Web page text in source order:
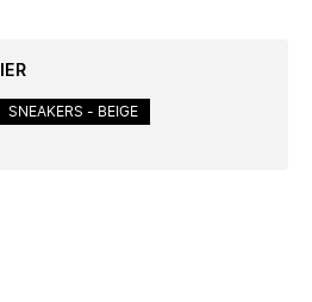
SNEAKERS - BEIGE